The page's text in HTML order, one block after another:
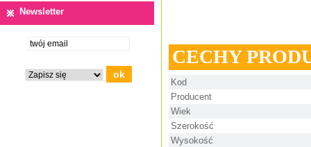
Newsletter
CECHY
Kod
Producent
Wiek
Szerokość
Wysokość